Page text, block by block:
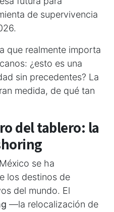
de supervivencia
que realmente importa
¿esto es una
sin precedentes? La
medida, de qué tan
del tablero: la
se ha
los destinos de
del mundo. El
—la relocalización de